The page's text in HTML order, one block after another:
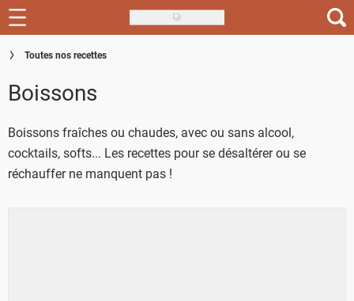
Skip
to
main
Recettes
Inspirations
Menu de la semaine
Toutes nos recettes
Boissons
Boissons fraîches ou chaudes, avec ou sans alcool,
cocktails, softs... Les recettes pour se désaltérer ou se
réchauffer ne manquent pas !